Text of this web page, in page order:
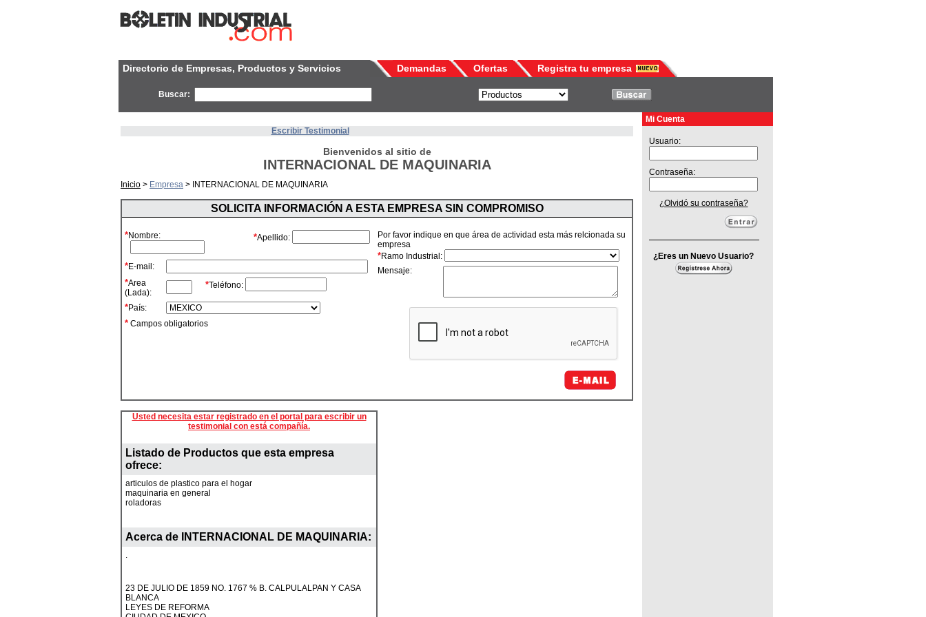
Directorio de Empresas, Productos y Servicios Demandas Ofertas Registra tu empresa
Buscar:
Mi Cuenta
Escribir Testimonial
Bienvenidos al sitio de
INTERNACIONAL DE MAQUINARIA
Inicio > Empresa > INTERNACIONAL DE MAQUINARIA
SOLICITA INFORMACIÓN A ESTA EMPRESA SIN COMPROMISO
*Nombre: *Apellido:
*E-mail:
*Area
(Lada):
*Teléfono:
*País:
* Campos obligatorios
Por favor indique en que área de actividad esta más relcionada su
empresa
*Ramo Industrial:
Mensaje:
Usted necesita estar registrado en el portal para escribir un
testimonial con está compañía.
Listado de Productos que esta empresa
ofrece:
articulos de plastico para el hogar
maquinaria en general
roladoras
Acerca de INTERNACIONAL DE MAQUINARIA:
.
23 DE JULIO DE 1859 NO. 1767 % B. CALPULALPAN Y CASA
BLANCA
LEYES DE REFORMA
Usuario:
Contraseña:
¿Olvidó su contraseña?
¿Eres un Nuevo Usuario?